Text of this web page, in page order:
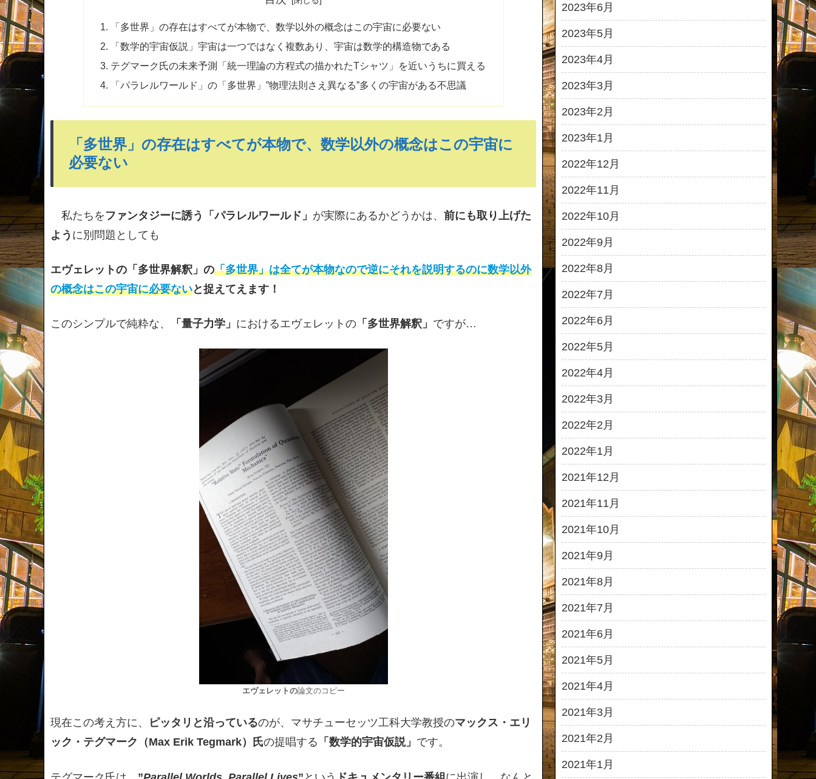
「多世界」の存在はすべてが本物で、数学以外の概念はこの宇宙に必要ない
「数学的宇宙仮説」宇宙は一つではなく複数あり、宇宙は数学的構造物である
テグマーク氏の未来予測「統一理論の方程式の描かれたTシャツ」を近いうちに買える
「パラレルワールド」の「多世界」”物理法則さえ異なる”多くの宇宙がある不思議
「多世界」の存在はすべてが本物で、数学以外の概念はこの宇宙に
必要ない
私たちを ファンタジーに誘う「パラレルワールド」 が実際にあるかどうかは、 前にも取り上げた
よう に別問題としても
エヴェレットの「多世界解釈」の「多世界」は全てが本物なので逆にそれを説明するのに数学以外
の概念はこの宇宙に必要ないと捉えてえます！
このシンプルで純粋な、 「量子力学」 におけるエヴェレットの 「多世界解釈」 ですが…
エヴェレットの論文のコピー
現在この考え方に、 ピッタリと沿っているのが、マサチューセッツ工科大学教授のマックス・エリ
ック・テグマーク（Max Erik Tegmark）氏の提唱する 「数学的宇宙仮説」 です。
2023年6月
2023年5月
2023年4月
2023年3月
2023年2月
2023年1月
2022年12月
2022年11月
2022年10月
2022年9月
2022年8月
2022年7月
2022年6月
2022年5月
2022年4月
2022年3月
2022年2月
2022年1月
2021年12月
2021年11月
2021年10月
2021年9月
2021年8月
2021年7月
2021年6月
2021年5月
2021年4月
2021年3月
2021年2月
2021年1月